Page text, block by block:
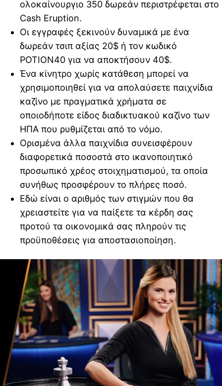
ολοκαίνουργιο 350 δωρεάν περιστρέφεται στο
Cash Eruption.
Οι εγγραφές ξεκινούν δυναμικά με ένα
δωρεάν τσιπ αξίας 20$ ή τον κωδικό
POTION40 για να αποκτήσουν 40$.
Ένα κίνητρο χωρίς κατάθεση μπορεί να
χρησιμοποιηθεί για να απολαύσετε παιχνίδια
καζίνο με πραγματικά χρήματα σε
οποιοδήποτε είδος διαδικτυακού καζίνο των
ΗΠΑ που ρυθμίζεται από το νόμο.
Ορισμένα άλλα παιχνίδια συνεισφέρουν
διαφορετικά ποσοστά στο ικανοποιητικό
προσωπικό χρέος στοιχηματισμού, τα οποία
συνήθως προσφέρουν το πλήρες ποσό.
Εδώ είναι ο αριθμός των στιγμών που θα
χρειαστείτε για να παίξετε τα κέρδη σας
προτού τα οικονομικά σας πληρούν τις
προϋποθέσεις για αποστασιοποίηση.